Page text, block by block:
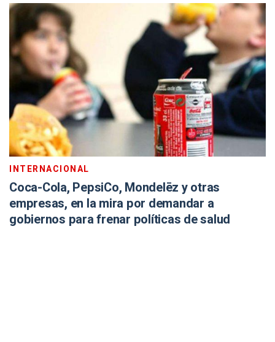
INTERNACIONAL
Coca-Cola, PepsiCo, Mondelēz y otras
empresas, en la mira por demandar a
gobiernos para frenar políticas de salud